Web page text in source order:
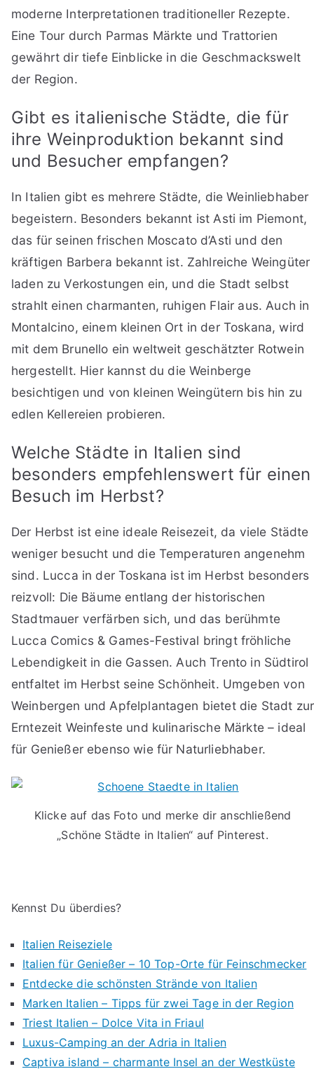
moderne Interpretationen traditioneller Rezepte.
Eine Tour durch Parmas Märkte und Trattorien
gewährt dir tiefe Einblicke in die Geschmackswelt
der Region.
Gibt es italienische Städte, die für
ihre Weinproduktion bekannt sind
und Besucher empfangen?
In Italien gibt es mehrere Städte, die Weinliebhaber
begeistern. Besonders bekannt ist Asti im Piemont,
das für seinen frischen Moscato d’Asti und den
kräftigen Barbera bekannt ist. Zahlreiche Weingüter
laden zu Verkostungen ein, und die Stadt selbst
strahlt einen charmanten, ruhigen Flair aus. Auch in
Montalcino, einem kleinen Ort in der Toskana, wird
mit dem Brunello ein weltweit geschätzter Rotwein
hergestellt. Hier kannst du die Weinberge
besichtigen und von kleinen Weingütern bis hin zu
edlen Kellereien probieren.
Welche Städte in Italien sind
besonders empfehlenswert für einen
Besuch im Herbst?
Der Herbst ist eine ideale Reisezeit, da viele Städte
weniger besucht und die Temperaturen angenehm
sind. Lucca in der Toskana ist im Herbst besonders
reizvoll: Die Bäume entlang der historischen
Stadtmauer verfärben sich, und das berühmte
Lucca Comics & Games-Festival bringt fröhliche
Lebendigkeit in die Gassen. Auch Trento in Südtirol
entfaltet im Herbst seine Schönheit. Umgeben von
Weinbergen und Apfelplantagen bietet die Stadt zur
Erntezeit Weinfeste und kulinarische Märkte – ideal
für Genießer ebenso wie für Naturliebhaber.
Klicke auf das Foto und merke dir anschließend
„Schöne Städte in Italien“ auf Pinterest.
Kennst Du überdies?
Italien Reiseziele
Italien für Genießer – 10 Top-Orte für Feinschmecker
Entdecke die schönsten Strände von Italien
Marken Italien – Tipps für zwei Tage in der Region
Triest Italien – Dolce Vita in Friaul
Luxus-Camping an der Adria in Italien
Captiva island – charmante Insel an der Westküste